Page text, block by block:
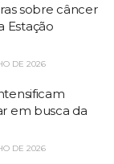
sobre câncer
Estação
DE 2026
em busca da
DE 2026